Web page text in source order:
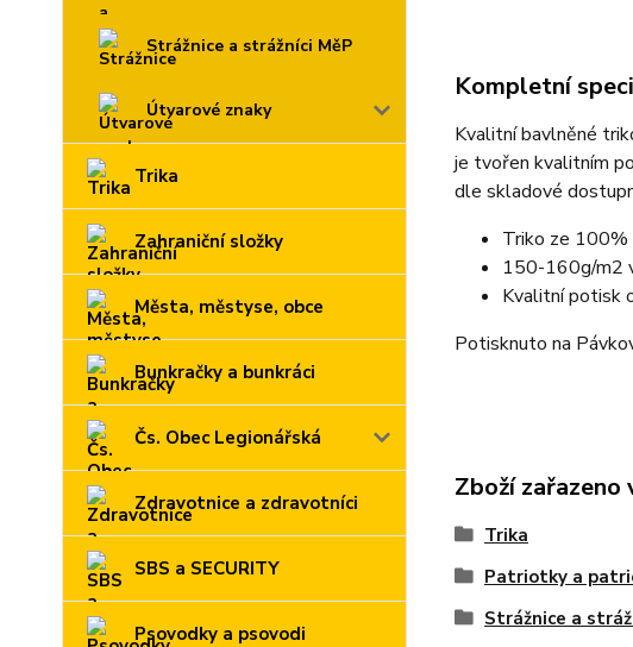
Strážnice a strážníci MěP
Útvarové znaky
Trika
Zahraniční složky
Města, městyse, obce
Bunkračky a bunkráci
Čs. Obec Legionářská
Zdravotnice a zdravotníci
SBS a SECURITY
Psovodky a psovodi
Kompletní
Kvalitní bavlněné
je tvořen kvalitním
dle skladové
Triko ze 100%
150-160g/m2
Kvalitní potisk
Potisknuto na
Zboží zařazeno
Trika
Patriotky a
Strážnice a